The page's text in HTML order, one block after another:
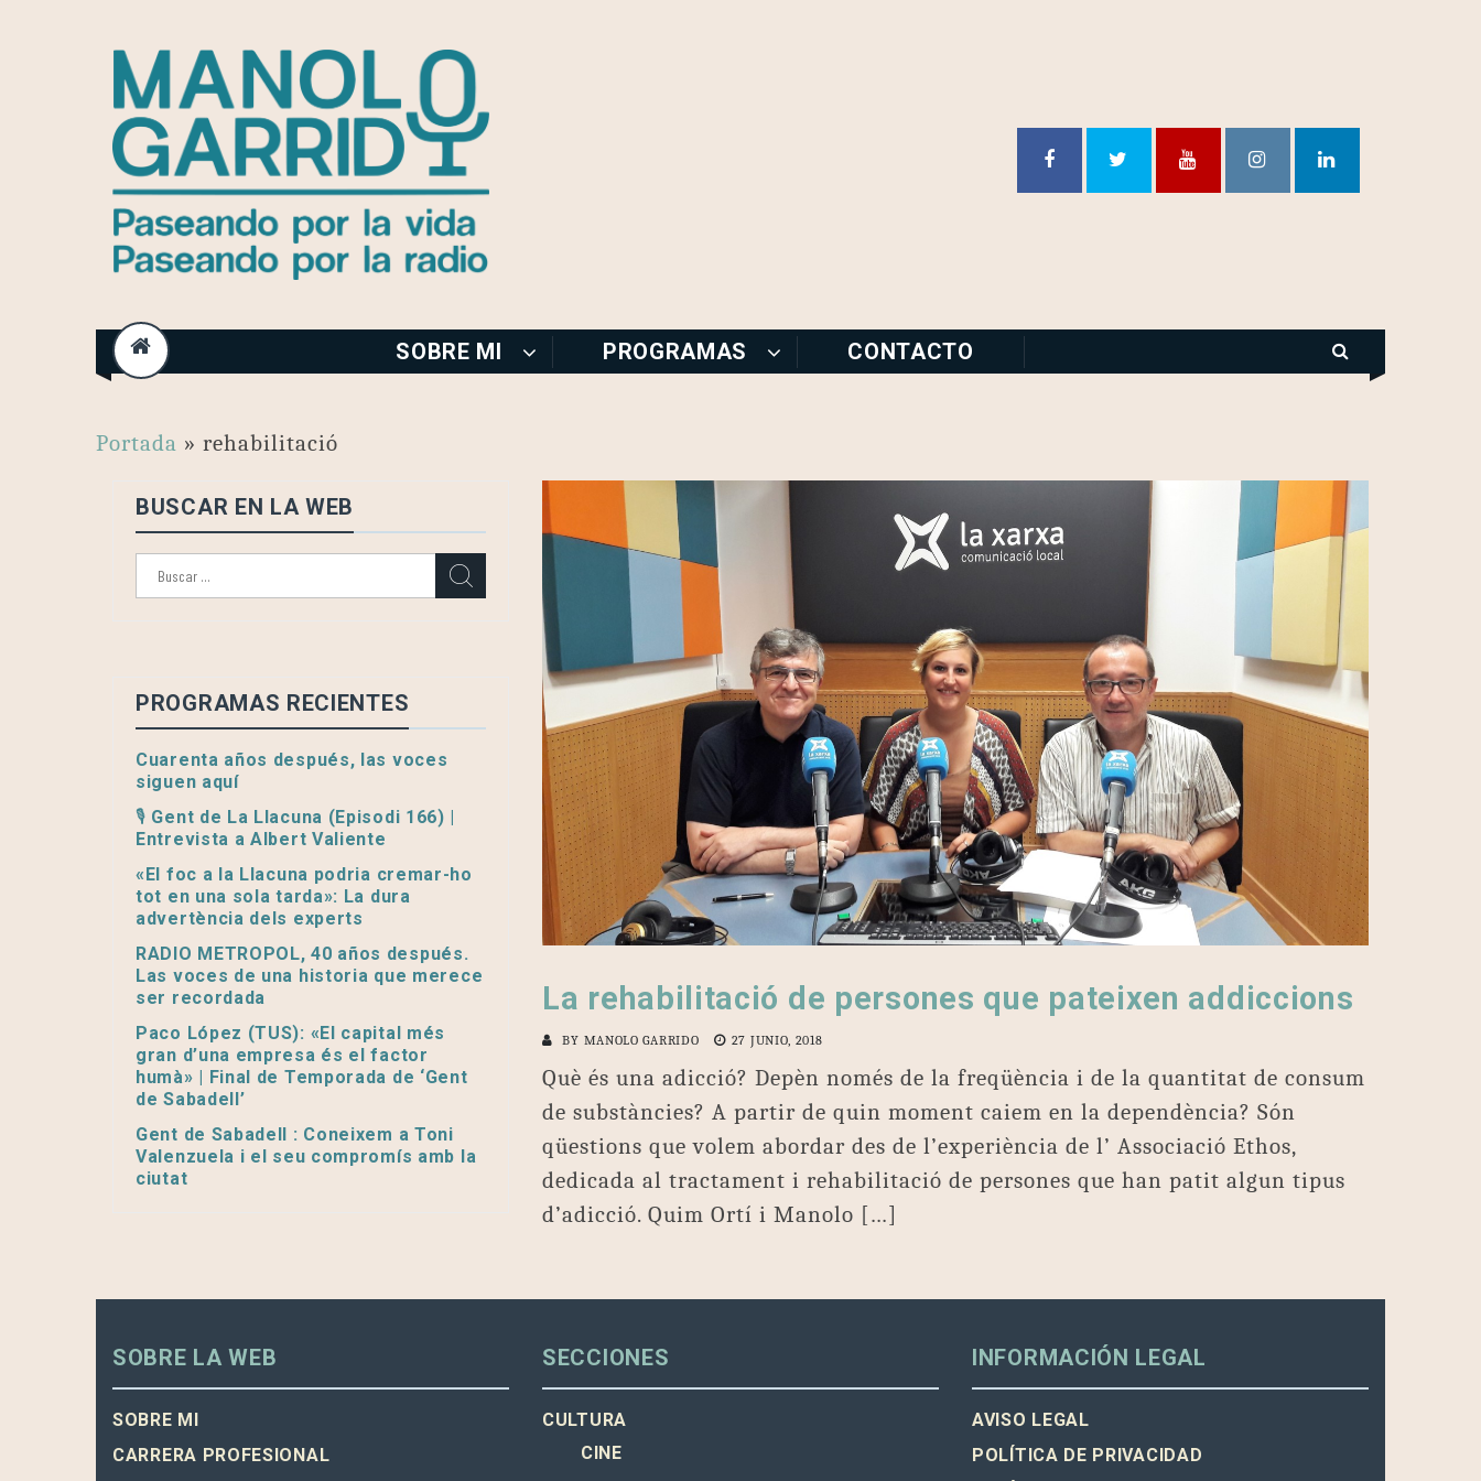
content
SOBRE MI PROGRAMAS CONTACTO
Portada » rehabilitació
La rehabilitació de persones que pateixen addiccions
BY MANOLO GARRIDO 27 JUNIO, 2018
Què és una adicció? Depèn només de la freqüència i de la quantitat de consum
de substàncies? A partir de quin moment caiem en la dependència? Són
qüestions que volem abordar des de l’experiència de l’ Associació Ethos,
dedicada al tractament i rehabilitació de persones que han patit algun tipus
d’adicció. Quim Ortí i Manolo […]
BUSCAR EN LA WEB
PROGRAMAS RECIENTES
Cuarenta años después, las voces
siguen aquí
🎙️ Gent de La Llacuna (Episodi 166) |
Entrevista a Albert Valiente
«El foc a la Llacuna podria cremar-ho
tot en una sola tarda»: La dura
advertència dels experts
RADIO METROPOL, 40 años después.
Las voces de una historia que merece
ser recordada
Paco López (TUS): «El capital més
gran d’una empresa és el factor
humà» | Final de Temporada de ‘Gent
de Sabadell’
Gent de Sabadell : Coneixem a Toni
Valenzuela i el seu compromís amb la
ciutat
SOBRE LA WEB
SOBRE MI
CARRERA PROFESIONAL
SECCIONES
CULTURA
CINE
INFORMACIÓN LEGAL
AVISO LEGAL
POLÍTICA DE PRIVACIDAD